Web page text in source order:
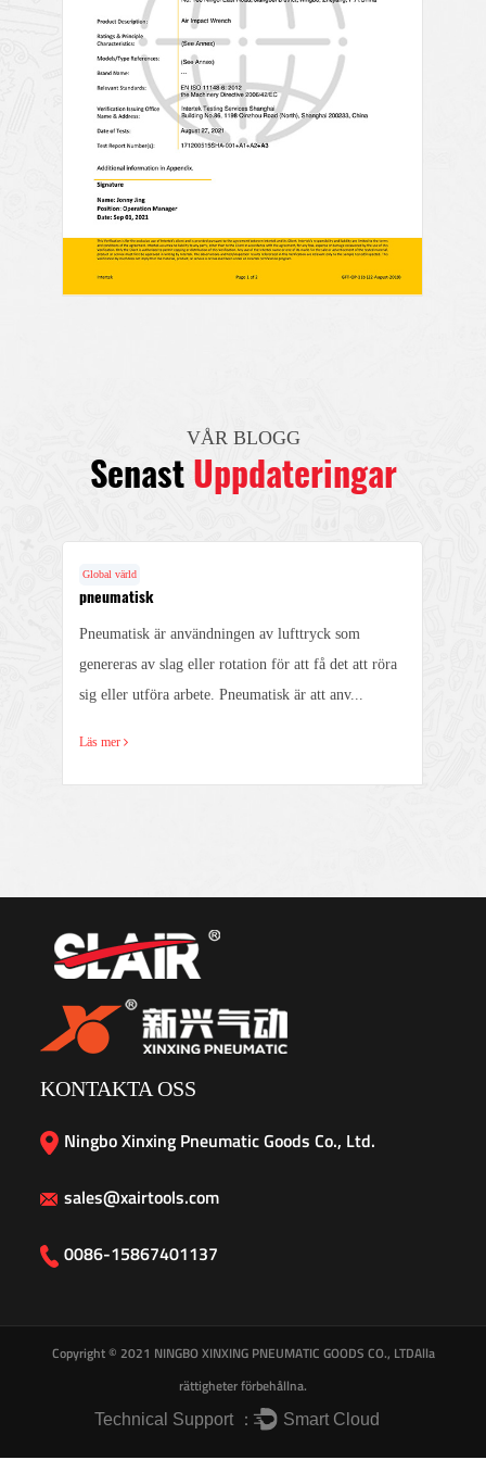
VÅR BLOGG
Senast Uppdateringar
Global värld
pneumatisk
Pneumatisk är användningen av lufttryck som
genereras av slag eller rotation för att få det att röra
sig eller utföra arbete. Pneumatisk är att anv...
Läs mer
KONTAKTA OSS
Ningbo Xinxing Pneumatic Goods Co., Ltd.
sales@xairtools.com
0086-15867401137
Copyright © 2021 NINGBO XINXING PNEUMATIC GOODS CO., LTDAlla
rättigheter förbehållna.
Technical Support ： Smart Cloud